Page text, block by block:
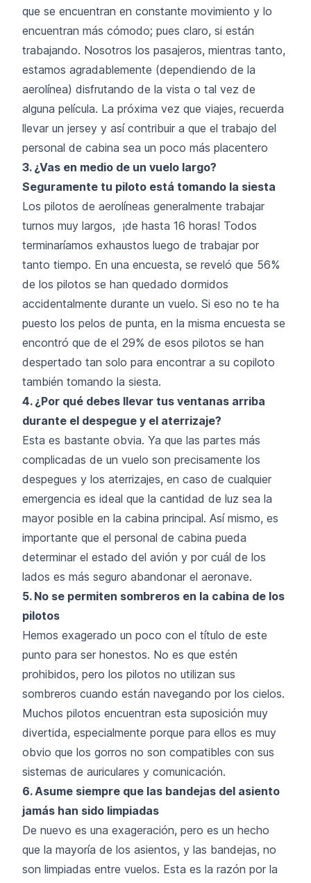
que se encuentran en constante movimiento y lo
encuentran más cómodo; pues claro, si están
trabajando. Nosotros los pasajeros, mientras tanto,
estamos agradablemente (dependiendo de la
aerolínea) disfrutando de la vista o tal vez de
alguna película. La próxima vez que viajes, recuerda
llevar un jersey y así contribuir a que el trabajo del
personal de cabina sea un poco más placentero
3. ¿Vas en medio de un vuelo largo?
Seguramente tu piloto está tomando la siesta
Los pilotos de aerolíneas generalmente trabajar
turnos muy largos, ¡de hasta 16 horas! Todos
terminaríamos exhaustos luego de trabajar por
tanto tiempo. En una encuesta, se reveló que 56%
de los pilotos se han quedado dormidos
accidentalmente durante un vuelo. Si eso no te ha
puesto los pelos de punta, en la misma encuesta se
encontró que de el 29% de esos pilotos se han
despertado tan solo para encontrar a su copiloto
también tomando la siesta.
4. ¿Por qué debes llevar tus ventanas arriba
durante el despegue y el aterrizaje?
Esta es bastante obvia. Ya que las partes más
complicadas de un vuelo son precisamente los
despegues y los aterrizajes, en caso de cualquier
emergencia es ideal que la cantidad de luz sea la
mayor posible en la cabina principal. Así mismo, es
importante que el personal de cabina pueda
determinar el estado del avión y por cuál de los
lados es más seguro abandonar el aeronave.
5. No se permiten sombreros en la cabina de los
pilotos
Hemos exagerado un poco con el título de este
punto para ser honestos. No es que estén
prohibidos, pero los pilotos no utilizan sus
sombreros cuando están navegando por los cielos.
Muchos pilotos encuentran esta suposición muy
divertida, especialmente porque para ellos es muy
obvio que los gorros no son compatibles con sus
sistemas de auriculares y comunicación.
6. Asume siempre que las bandejas del asiento
jamás han sido limpiadas
De nuevo es una exageración, pero es un hecho
que la mayoría de los asientos, y las bandejas, no
son limpiadas entre vuelos. Esta es la razón por la